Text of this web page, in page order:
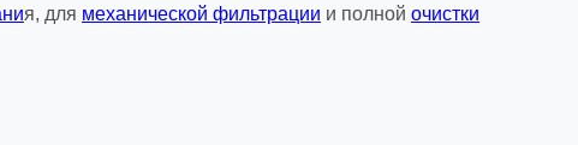
я, для механической фильтрации и полной очистки